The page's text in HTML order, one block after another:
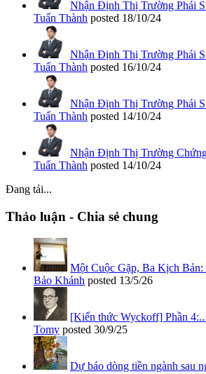
Nhận Định Thị Trường Phái
Tuấn Thành posted 18/10/24
Nhận Định Thị Trường Phái
Tuấn Thành posted 16/10/24
Nhận Định Thị Trường Phái
Tuấn Thành posted 14/10/24
Nhận Định Thị Trường
Tuấn Thành posted 14/10/24
Đang tải...
Thảo luận - Chia sẻ chung
Một Cuộc Gặp, Ba Kịch Bản:
Bảo Khánh posted 13/5/26
[Kiến thức Wyckoff] Phần 4:...
Tomy posted 30/9/25
Dự báo dòng tiền ngành sau